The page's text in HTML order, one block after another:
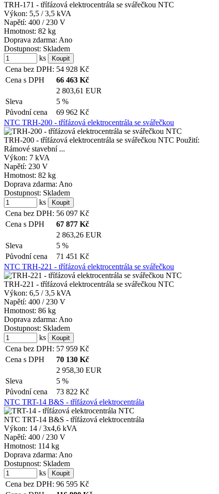
TRH-171 - třífázová elektrocentrála se svářečkou NTC
Výkon: 5,5 / 3,5 kVA
Napětí: 400 / 230 V
Hmotnost: 82 kg
Doprava zdarma: Ano
Dostupnost: Skladem
ks
Cena bez DPH: 54 928 Kč
Cena s DPH
66 463 Kč
2 803,61 EUR
Sleva
5 %
Původní cena
69 962 Kč
NTC TRH-200 - třífázová elektrocentrála se svářečkou
TRH-200 - třífázová elektrocentrála se svářečkou NTC Použití:
Rámové stavební ...
Výkon: 7 kVA
Napětí: 230 V
Hmotnost: 82 kg
Doprava zdarma: Ano
Dostupnost: Skladem
ks
Cena bez DPH: 56 097 Kč
Cena s DPH
67 877 Kč
2 863,26 EUR
Sleva
5 %
Původní cena
71 451 Kč
NTC TRH-221 - třífázová elektrocentrála se svářečkou
TRH-221 - třífázová elektrocentrála se svářečkou NTC
Výkon: 6,5 / 3,5 kVA
Napětí: 400 / 230 V
Hmotnost: 86 kg
Doprava zdarma: Ano
Dostupnost: Skladem
ks
Cena bez DPH: 57 959 Kč
Cena s DPH
70 130 Kč
2 958,30 EUR
Sleva
5 %
Původní cena
73 822 Kč
NTC TRT-14 B&S - třífázová elektrocentrála
NTC TRT-14 B&S - třífázová elektrocentrála
Výkon: 14 / 3x4,6 kVA
Napětí: 400 / 230 V
Hmotnost: 114 kg
Doprava zdarma: Ano
Dostupnost: Skladem
ks
Cena bez DPH: 96 595 Kč